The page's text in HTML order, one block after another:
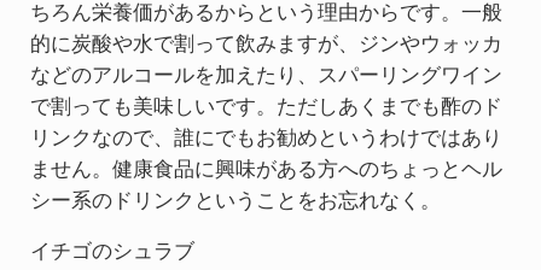
ちろん栄養価があるからという理由からです。一般
的に炭酸や水で割って飲みますが、ジンやウォッカ
などのアルコールを加えたり、スパーリングワイン
で割っても美味しいです。ただしあくまでも酢のド
リンクなので、誰にでもお勧めというわけではあり
ません。健康食品に興味がある方へのちょっとヘル
シー系のドリンクということをお忘れなく。
イチゴのシュラブ